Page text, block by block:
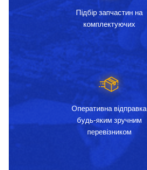
Підбір запчастин на
комплектуючих
Оперативна відправка
будь-яким зручним
перевізником